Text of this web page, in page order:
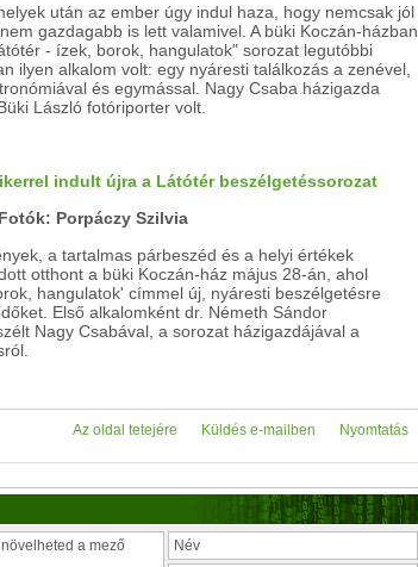
után az ember úgy indul haza, hogy nemcsak jól
gazdagabb is lett valamivel. A büki Koczán-házban
- ízek, borok, hangulatok" sorozat legutóbbi
ilyen alkalom volt: egy nyáresti találkozás a zenével,
és egymással. Nagy Csaba házigazda
László fotóriporter volt.
indult újra a Látótér beszélgetéssorozat
Porpáczy Szilvia
a tartalmas párbeszéd és a helyi értékek
otthont a büki Koczán-ház május 28-án, ahol
hangulatok' címmel új, nyáresti beszélgetésre
Első alkalomként dr. Németh Sándor
Nagy Csabával, a sorozat házigazdájával a
Nyomtatás
Küldés e-mailben
Az oldal tetejére